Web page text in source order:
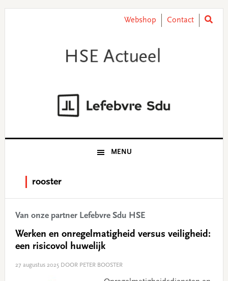
Webshop Contact
MENU
rooster
Van onze partner Lefebvre Sdu HSE
Werken en onregelmatigheid versus veiligheid:
een risicovol huwelijk
27 augustus 2025DOOR PETER BOOSTER